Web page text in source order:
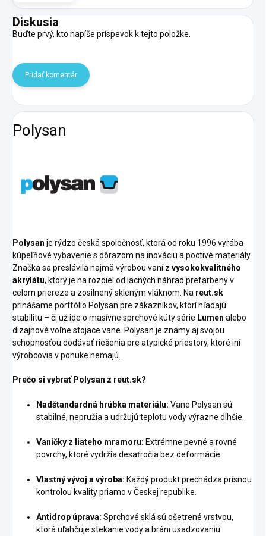
Diskusia
Buďte prvý, kto napíše príspevok k tejto položke.
Pridať komentár
Polysan
Polysan je rýdzo česká spoločnosť, ktorá od roku 1996 vyrába
kúpeľňové vybavenie s dôrazom na inováciu a poctivé materiály.
Značka sa preslávila najmä výrobou vaní z vysokokvalitného
akrylátu, ktorý je na rozdiel od lacných náhrad prefarbený v
celom priereze a zosilnený skleným vláknom. Na reut.sk
prinášame portfólio Polysan pre zákazníkov, ktorí hľadajú
stabilitu – či už ide o masívne sprchové kúty série Lumen alebo
dizajnové voľne stojace vane. Polysan je známy aj svojou
schopnosťou dodávať riešenia pre atypické priestory, ktoré iní
výrobcovia v ponuke nemajú.
Prečo si vybrať Polysan z reut.sk?
Nadštandardná hrúbka materiálu: Vane Polysan sú
stabilné, nepružia a udržujú teplotu vody výrazne dlhšie.
Vaničky z liateho mramoru: Extrémne pevné a rovné
povrchy, ktoré vydržia desaťročia bez deformácie.
Vlastný vývoj a výroba: Každý produkt prechádza prísnou
kontrolou kvality priamo v Českej republike.
Antidrop úprava: Sprchové sklá sú ošetrené vrstvou,
ktorá uľahčuje stekanie vody a bráni usadzovaniu